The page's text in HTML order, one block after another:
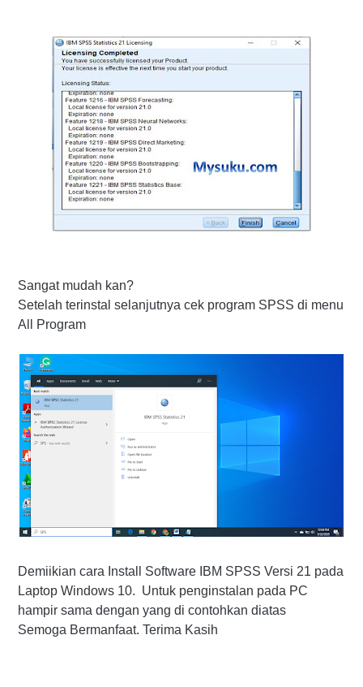
Sangat mudah kan?
Setelah terinstal selanjutnya cek program SPSS di menu
All Program
Demiikian cara Install Software IBM SPSS Versi 21 pada
Laptop Windows 10. Untuk penginstalan pada PC
hampir sama dengan yang di contohkan diatas
Semoga Bermanfaat. Terima Kasih